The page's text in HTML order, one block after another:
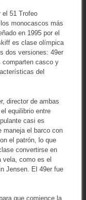
el 51 Trofeo
monocascos más
en 1995 por el
es clase olímpica
dos versiones: 49er
comparten casco y
del
director de ambas
equilibrio entre
casi es
maneja el barco con
el patrón, lo que
convertirse en
vela, como es el
Jensen. El 49er fue
que comience la